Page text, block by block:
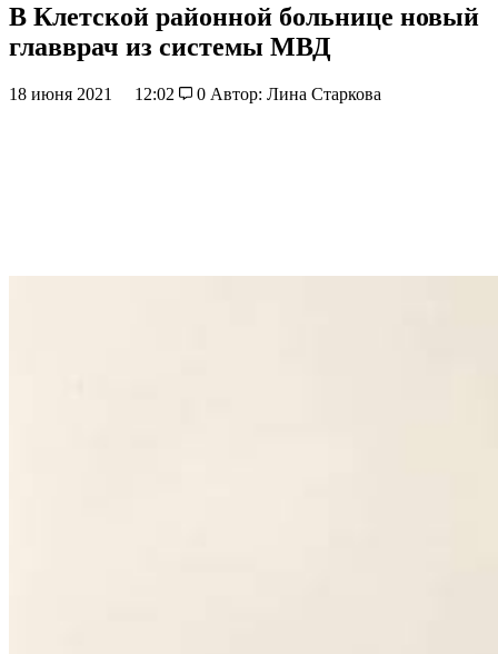
В Клетской районной больнице новый
главврач из системы МВД
18 июня 2021 12:02 0 Автор: Лина Старкова